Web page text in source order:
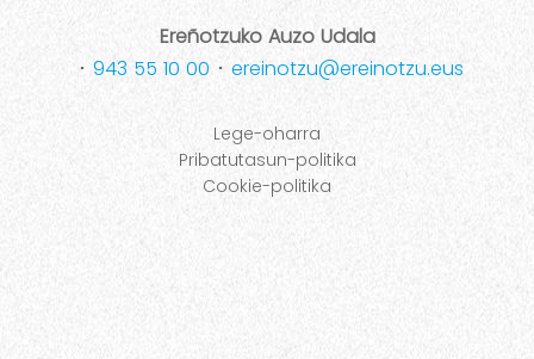
Ereñotzuko Auzo Udala
･ 943 55 10 00 ･ ereinotzu@ereinotzu.eus
Lege-oharra
Pribatutasun-politika
Cookie-politika